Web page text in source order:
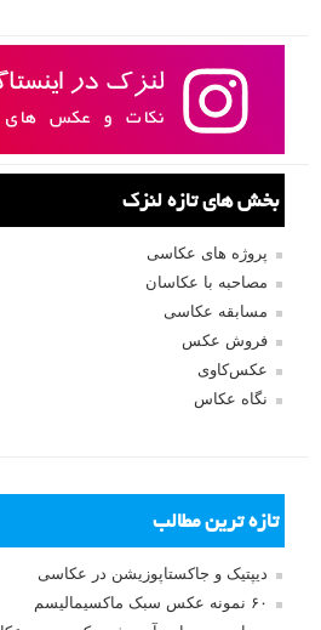
بخش های تازه لنزک
پروژه های عکاسی
مصاحبه با عکاسان
مسابقه عکاسی
فروش عکس
عکس‌کاوی
نگاه عکاس
تازه ترین مطالب
دیپتیک و جاکستا‌پوزیشن در عکاسی
۶۰ نمونه عکس سبک ماکسیمالیسم